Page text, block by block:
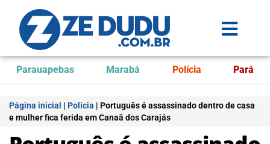
Parauapebas Marabá Polícia Pará
Página inicial | Polícia | Português é assassinado dentro de casa
e mulher fica ferida em Canaã dos Carajás